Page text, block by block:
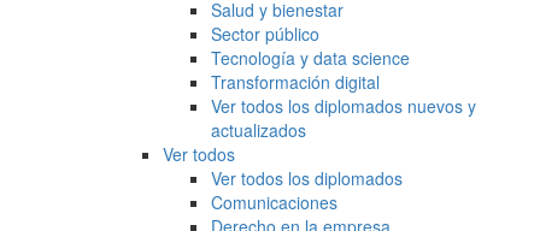
Salud y bienestar
Sector público
Tecnología y data science
Transformación digital
Ver todos los diplomados nuevos y
actualizados
Ver todos
Ver todos los diplomados
Comunicaciones